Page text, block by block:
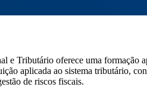
Tributário oferece uma formação
aplicada ao sistema tributário,
de riscos fiscais.